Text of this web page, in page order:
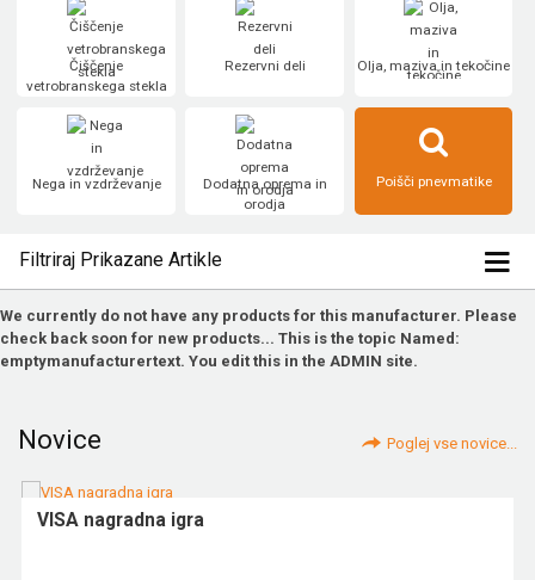
Čiščenje
vetrobranskega stekla
Rezervni deli Olja, maziva in tekočine
Nega in vzdrževanje
Dodatna oprema in
orodja
Poišči pnevmatike
Filtriraj Prikazane Artikle
We currently do not have any products for this manufacturer. Please
check back soon for new products... This is the topic Named:
emptymanufacturertext. You edit this in the ADMIN site.
Novice Poglej vse novice...
VISA nagradna igra